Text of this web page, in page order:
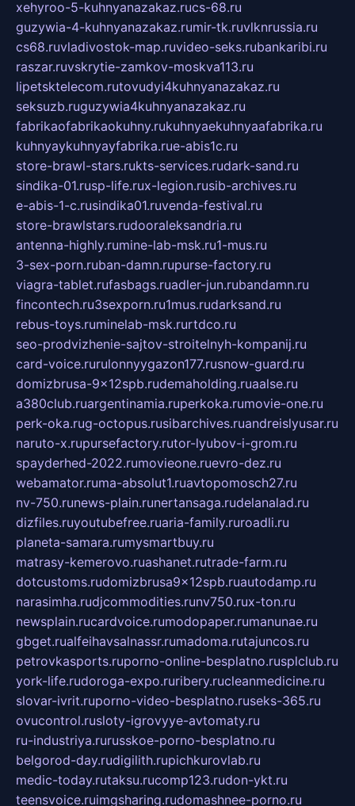
xehyroo-5-kuhnyanazakaz.rucs-68.ru
guzywia-4-kuhnyanazakaz.rumir-tk.ruvlknrussia.ru
cs68.ruvladivostok-map.ruvideo-seks.rubankaribi.ru
raszar.ruvskrytie-zamkov-moskva113.ru
lipetsktelecom.rutovudyi4kuhnyanazakaz.ru
seksuzb.ruguzywia4kuhnyanazakaz.ru
fabrikaofabrikaokuhny.rukuhnyaekuhnyaafabrika.ru
kuhnyaykuhnyayfabrika.rue-abis1c.ru
store-brawl-stars.rukts-services.rudark-sand.ru
sindika-01.rusp-life.rux-legion.rusib-archives.ru
e-abis-1-c.rusindika01.ruvenda-festival.ru
store-brawlstars.rudooraleksandria.ru
antenna-highly.rumine-lab-msk.ru1-mus.ru
3-sex-porn.ruban-damn.rupurse-factory.ru
viagra-tablet.rufasbags.ruadler-jun.rubandamn.ru
fincontech.ru3sexporn.ru1mus.rudarksand.ru
rebus-toys.ruminelab-msk.rurtdco.ru
seo-prodvizhenie-sajtov-stroitelnyh-kompanij.ru
card-voice.rurulonnyygazon177.rusnow-guard.ru
domizbrusa-9x12spb.rudemaholding.ruaalse.ru
a380club.ruargentinamia.ruperkoka.rumovie-one.ru
perk-oka.rug-octopus.rusibarchives.ruandreislyusar.ru
naruto-x.rupursefactory.rutor-lyubov-i-grom.ru
spayderhed-2022.rumovieone.ruevro-dez.ru
webamator.ruma-absolut1.ruavtopomosch27.ru
nv-750.runews-plain.runertansaga.rudelanalad.ru
dizfiles.ruyoutubefree.ruaria-family.ruroadli.ru
planeta-samara.rumysmartbuy.ru
matrasy-kemerovo.ruashanet.rutrade-farm.ru
dotcustoms.rudomizbrusa9x12spb.ruautodamp.ru
narasimha.rudjcommodities.runv750.rux-ton.ru
newsplain.rucardvoice.rumodopaper.rumanunae.ru
gbget.rualfeihavsalnassr.rumadoma.rutajuncos.ru
petrovkasports.ruporno-online-besplatno.rusplclub.ru
york-life.rudoroga-expo.ruribery.rucleanmedicine.ru
slovar-ivrit.ruporno-video-besplatno.ruseks-365.ru
ovucontrol.rusloty-igrovyye-avtomaty.ru
ru-industriya.rurusskoe-porno-besplatno.ru
belgorod-day.rudigilith.rupichkurovlab.ru
medic-today.rutaksu.rucomp123.rudon-ykt.ru
teensvoice.ruimgsharing.rudomashnee-porno.ru